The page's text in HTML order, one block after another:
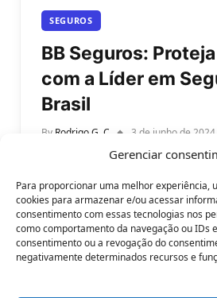
Gerenciar
Para proporcionar uma melhor experiência,
cookies para armazenar e/ou acessar
consentimento com essas tecnologias nos
como comportamento da navegação ou IDs
consentimento ou a revogação do
negativamente determinados recursos e
SEGUROS
BB Seguros:
com a Líder em
Brasil
By Rodrigo G. C 3 de junho de 2024
Saiba tudo sobre a BB Seguros
Futuro com a Líder em Seguros
Seguros é…